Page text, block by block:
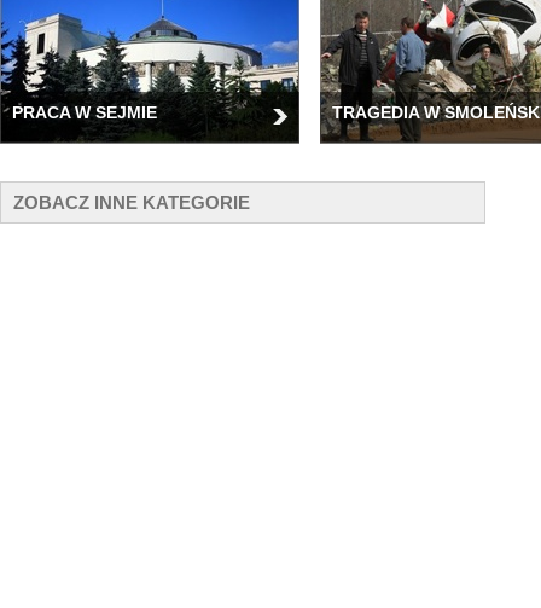
PRACA W SEJMIE TRAGEDIA W
ZOBACZ INNE KATEGORIE